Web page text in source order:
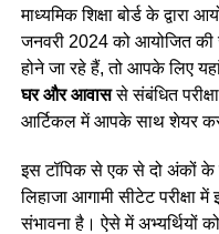
माध्यमिक शिक्षा बोर्ड के द्वारा
जनवरी 2024 को आयोजित की
होने जा रहे हैं, तो आपके लिए
घर और आवाससे संबंधित
आर्टिकल में आपके साथ शेयर
इस टॉपिक से एक से दो अंकों के
लिहाजा आगामी सीटेट
संभावना है। ऐसे में अभ्यर्थियों